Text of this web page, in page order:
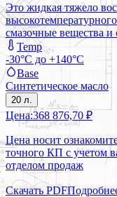
Это жидкая тяжело
смазочные вещества и
Temp
-30°C до +140°C
Base
Синтетическое масло
20 л.
Цена:368 876,70 ₽
Цена носит
точного КП с учетом
отделом продаж
Скачать PDF